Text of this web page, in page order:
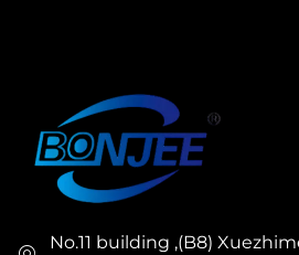
No.11 building ,(B8)